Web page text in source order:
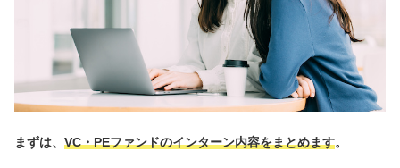
まずは、 VC・PEファンドのインターン内容をまとめます。